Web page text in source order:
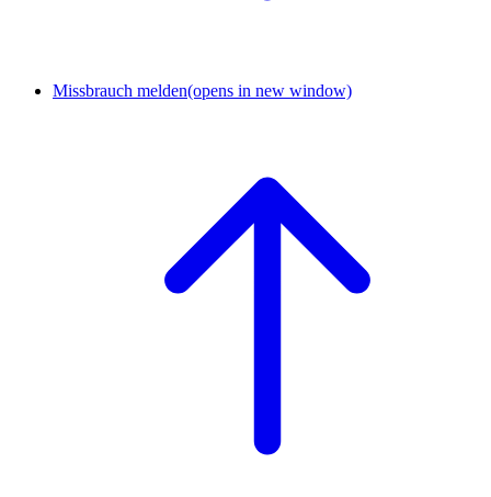
Missbrauch melden(opens in new window)